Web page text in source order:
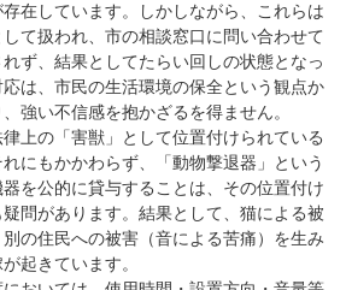
在しています。しかしながら、これらは
て扱われ、市の相談窓口に問い合わせて
ず、結果としてたらい回しの状態となっ
は、市民の生活環境の保全という観点か
強い不信感を抱かざるを得ません。
上の「害獣」として位置付けられている
にもかかわらず、「動物撃退器」という
を公的に貸与することは、その位置付け
問があります。結果として、猫による被
の住民への被害（音による苦痛）を生み
起きています。